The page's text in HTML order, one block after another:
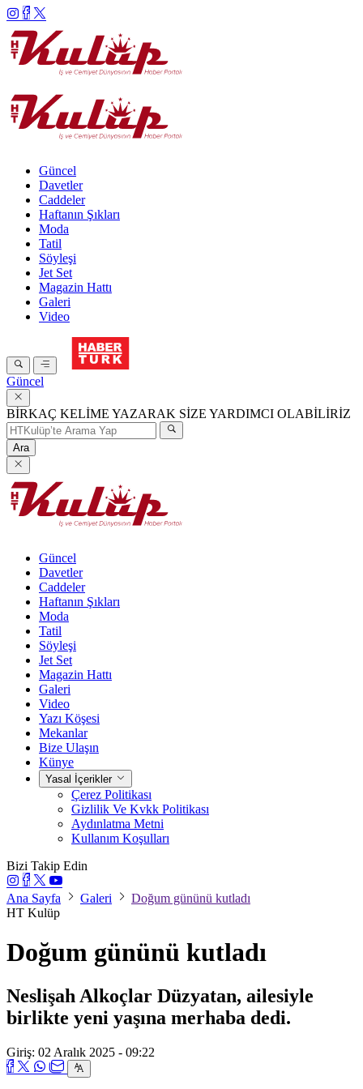
Güncel
Davetler
Caddeler
Haftanın Şıkları
Moda
Tatil
Söyleşi
Jet Set
Magazin Hattı
Galeri
Video
Güncel
BİRKAÇ KELİME YAZARAK SİZE YARDIMCI OLABİLİRİZ
Ara
Güncel
Davetler
Caddeler
Haftanın Şıkları
Moda
Tatil
Söyleşi
Jet Set
Magazin Hattı
Galeri
Video
Yazı Köşesi
Mekanlar
Bize Ulaşın
Künye
Yasal İçerikler
Çerez Politikası
Gizlilik Ve Kvkk Politikası
Aydınlatma Metni
Kullanım Koşulları
Bizi Takip Edin
Ana Sayfa Galeri
Doğum gününü kutladı
HT Kulüp
Doğum gününü kutladı
Neslişah Alkoçlar Düzyatan, ailesiyle
birlikte yeni yaşına merhaba dedi.
Giriş: 02 Aralık 2025 - 09:22